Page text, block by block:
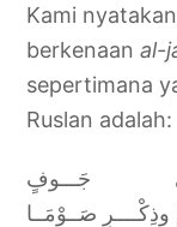
Kami
berkenaanal-
sepertimana
Ruslan adalah:
جَـــوفٍ
وذِكْــــرِ صَــوْمَــا